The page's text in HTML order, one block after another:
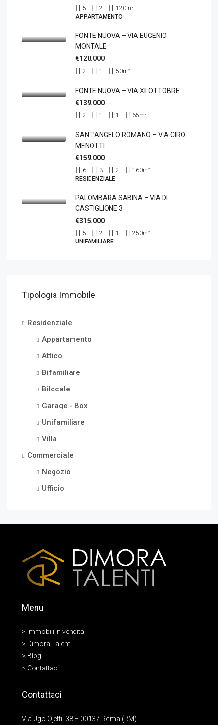
5 2 120m²
APPARTAMENTO
FONTE NUOVA – VIA EUGENIO
MONTALE
€120.000
2 1 50m²
FONTE NUOVA – VIA XII OTTOBRE
€139.000
2 1 1 65m²
SANT’ANGELO ROMANO – VIA CIRO
MENOTTI
€159.000
6 3 2 160m²
RESIDENZIALE
PALOMBARA SABINA – VIA DI
CASTIGLIONE 3
€315.000
5 2 1 250m²
UNIFAMILIARE
Tipologia Immobile
Residenziale
Appartamento
Attico
Bifamiliare
Bilocale
Garage - Box
Unifamiliare
Villa
Commerciale
Negozio
Ufficio
Menu
> Immobili in vendita
> Dimora Talenti
> Blog
> Contattaci
Contattaci
Via Ugo Ojetti, 38 – 00137 Roma (RM)